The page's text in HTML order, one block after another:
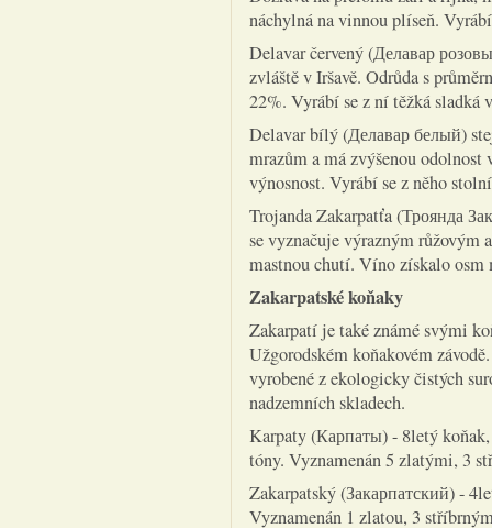
náchylná na vinnou plíseň.
Delavar červený (Делавар
zvláště v Iršavě. Odrůda s
22%. Vyrábí se z ní těžká
Delavar bílý (Делавар белый)
mrazům a má zvýšenou
výnosnost. Vyrábí se z něho
Trojanda Zakarpatťa (Троянда
se vyznačuje výrazným růžovým
mastnou chutí. Víno získalo osm
Zakarpatské koňaky
Zakarpatí je také známé svými
Užgorodském koňakovém
vyrobené z ekologicky čistých
nadzemních skladech.
Karpaty (Карпаты) - 8letý
tóny. Vyznamenán 5 zlatými, 3
Zakarpatský (Закарпатский) -
Vyznamenán 1 zlatou, 3